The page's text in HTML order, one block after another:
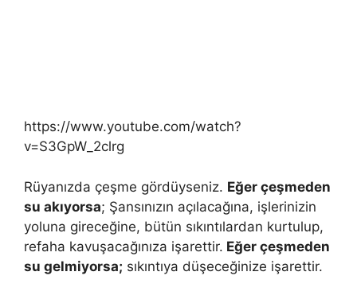
https://www.youtube.com/watch?
v=S3GpW_2clrg
Rüyanızda çeşme gördüyseniz. Eğer çeşmeden
su akıyorsa; Şansınızın açılacağına, işlerinizin
yoluna gireceğine, bütün sıkıntılardan kurtulup,
refaha kavuşacağınıza işarettir. Eğer çeşmeden
su gelmiyorsa; sıkıntıya düşeceğinize işarettir.